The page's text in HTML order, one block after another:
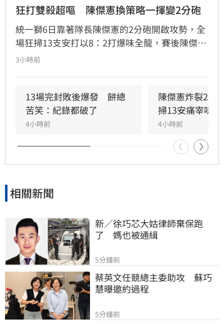
狂打雙殺超嘔　陳傑憲換策略一揮變2分砲
統一獅6日靠著隊長陳傑憲的2分砲開啟攻勢，全
場狂掃13支安打以8：2打爆味全龍，賽後陳傑憲
透露因為上週末自己擊出太多雙殺，當時上場只
3小時前
13場完封敗後爆發　餅總
苦笑：紀錄都破了
4小時前
陳傑憲炸裂2分
掃13安痛宰味全
4小時前
相關新聞
新／徐巧芯大姑律師棄保跑
了　媽也被通緝
5分鐘前
蔡英文任競總主委助攻　蘇巧
慧曝邀約過程
5分鐘前